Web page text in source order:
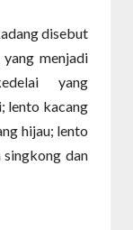
disebut
menjadi
yang
lento kacang
hijau; lento
singkong dan